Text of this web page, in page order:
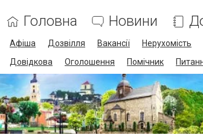
Головна Новини
Афіша Дозвілля Вакансії Нерухомість
Довідкова
Оголошення Помічник